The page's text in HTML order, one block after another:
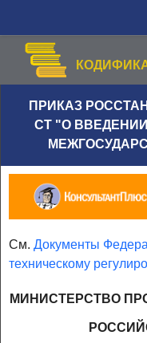
ПРИКАЗ
СТ "О
См. Документы
техническому
МИНИСТЕРСТВО